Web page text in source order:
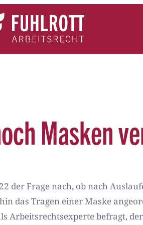
Expertise News
Masken
der Frage nach, ob nach
das Tragen einer Maske
befragt,